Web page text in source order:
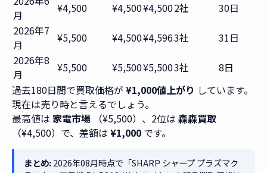
月
¥4,500 ¥4,500¥4,5002社
30日
2026年7
月
¥5,500 ¥4,500¥4,5963社
31日
2026年8
月
¥5,500 ¥5,500¥5,5003社
8日
過去180日間で買取価格が ¥1,000値上がり しています。
現在は売り時と言えるでしょう。
最高値は 家電市場 （¥5,500）、2位は 森森買取
（¥4,500）で、差額は ¥1,000 です。
まとめ:2026年08月時点で「SHARP シャープ プラズマク